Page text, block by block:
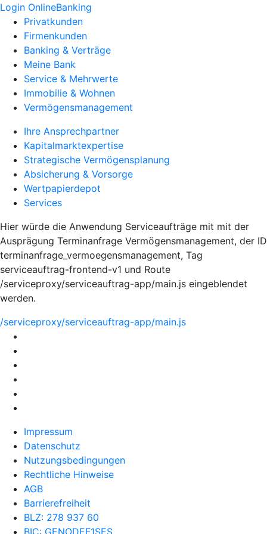
Login OnlineBanking
Privatkunden
Firmenkunden
Banking & Verträge
Meine Bank
Service & Mehrwerte
Immobilie & Wohnen
Vermögensmanagement
Ihre Ansprechpartner
Kapitalmarktexpertise
Strategische Vermögensplanung
Absicherung & Vorsorge
Wertpapierdepot
Services
Hier würde die Anwendung Serviceaufträge mit mit der
Ausprägung Terminanfrage Vermögensmanagement, der ID
terminanfrage_vermoegensmanagement, Tag
serviceauftrag-frontend-v1 und Route
/serviceproxy/serviceauftrag-app/main.js eingeblendet
werden.
/serviceproxy/serviceauftrag-app/main.js
Impressum
Datenschutz
Nutzungsbedingungen
Rechtliche Hinweise
AGB
Barrierefreiheit
BLZ: 278 937 60
BIC: GENODEF1SES